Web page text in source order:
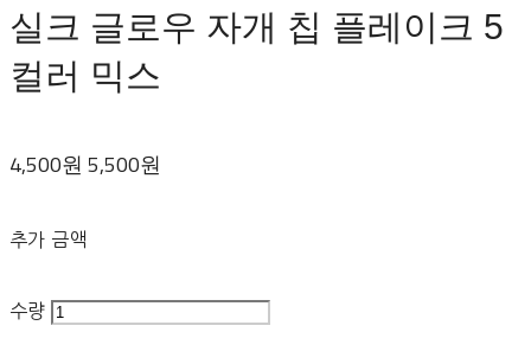
실크 글로우 자개 칩 플레이크 5
컬러 믹스
4,500원 5,500원
추가 금액
수량